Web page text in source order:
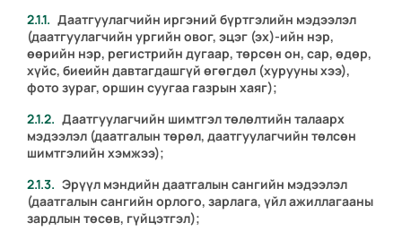
Даатгуулагчийн иргэний бүртгэлийн мэдээлэл
(даатгуулагчийн ургийн овог, эцэг (эх)-ийн нэр,
өөрийн нэр, регистрийн дугаар, төрсөн он, сар, өдөр,
хүйс, биеийн давтагдашгүй өгөгдөл (хурууны хээ),
фото зураг, оршин суугаа газрын хаяг);
Даатгуулагчийн шимтгэл төлөлтийн талаарх
мэдээлэл (даатгалын төрөл, даатгуулагчийн төлсөн
шимтгэлийн хэмжээ);
Эрүүл мэндийн даатгалын сангийн мэдээлэл
(даатгалын сангийн орлого, зарлага, үйл ажиллагааны
зардлын төсөв, гүйцэтгэл);